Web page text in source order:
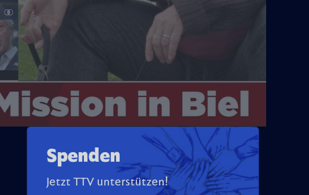
Spenden
Jetzt TTV unterstützen!